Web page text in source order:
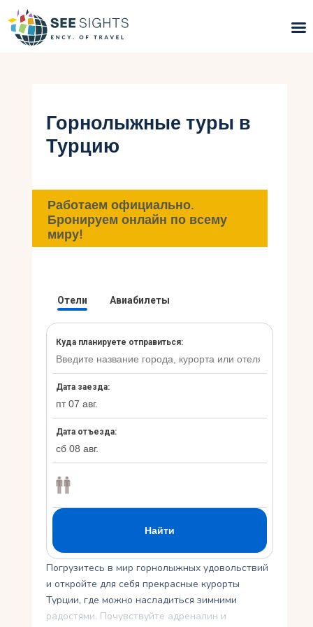
Горящие туры
Типы Туров
Инфо
Блог
Укр
Горнолыжные туры в
Турцию
Работаем официально.
Бронируем онлайн по всему
миру!
Погрузитесь в мир горнолыжных удовольствий
и откройте для себя прекрасные курорты
Турции, где можно насладиться зимними
радостями. Почувствуйте адреналин и